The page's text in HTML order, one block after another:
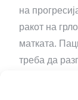
на
ракот на
матката.
треба да
ризиците со